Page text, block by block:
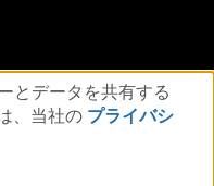
とデータを共有する
、当社の プライバシ